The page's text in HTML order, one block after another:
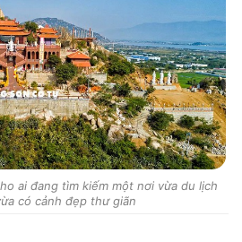
ai đang tìm kiếm một nơi vừa du lịch
có cảnh đẹp thư giãn